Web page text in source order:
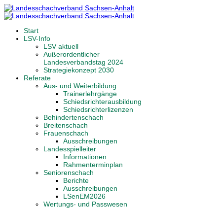
Start
LSV-Info
LSV aktuell
Außerordentlicher
Landesverbandstag 2024
Strategiekonzept 2030
Referate
Aus- und Weiterbildung
Trainerlehrgänge
Schiedsrichterausbildung
Schiedsrichterlizenzen
Behindertenschach
Breitenschach
Frauenschach
Ausschreibungen
Landesspielleiter
Informationen
Rahmenterminplan
Seniorenschach
Berichte
Ausschreibungen
LSenEM2026
Wertungs- und Passwesen